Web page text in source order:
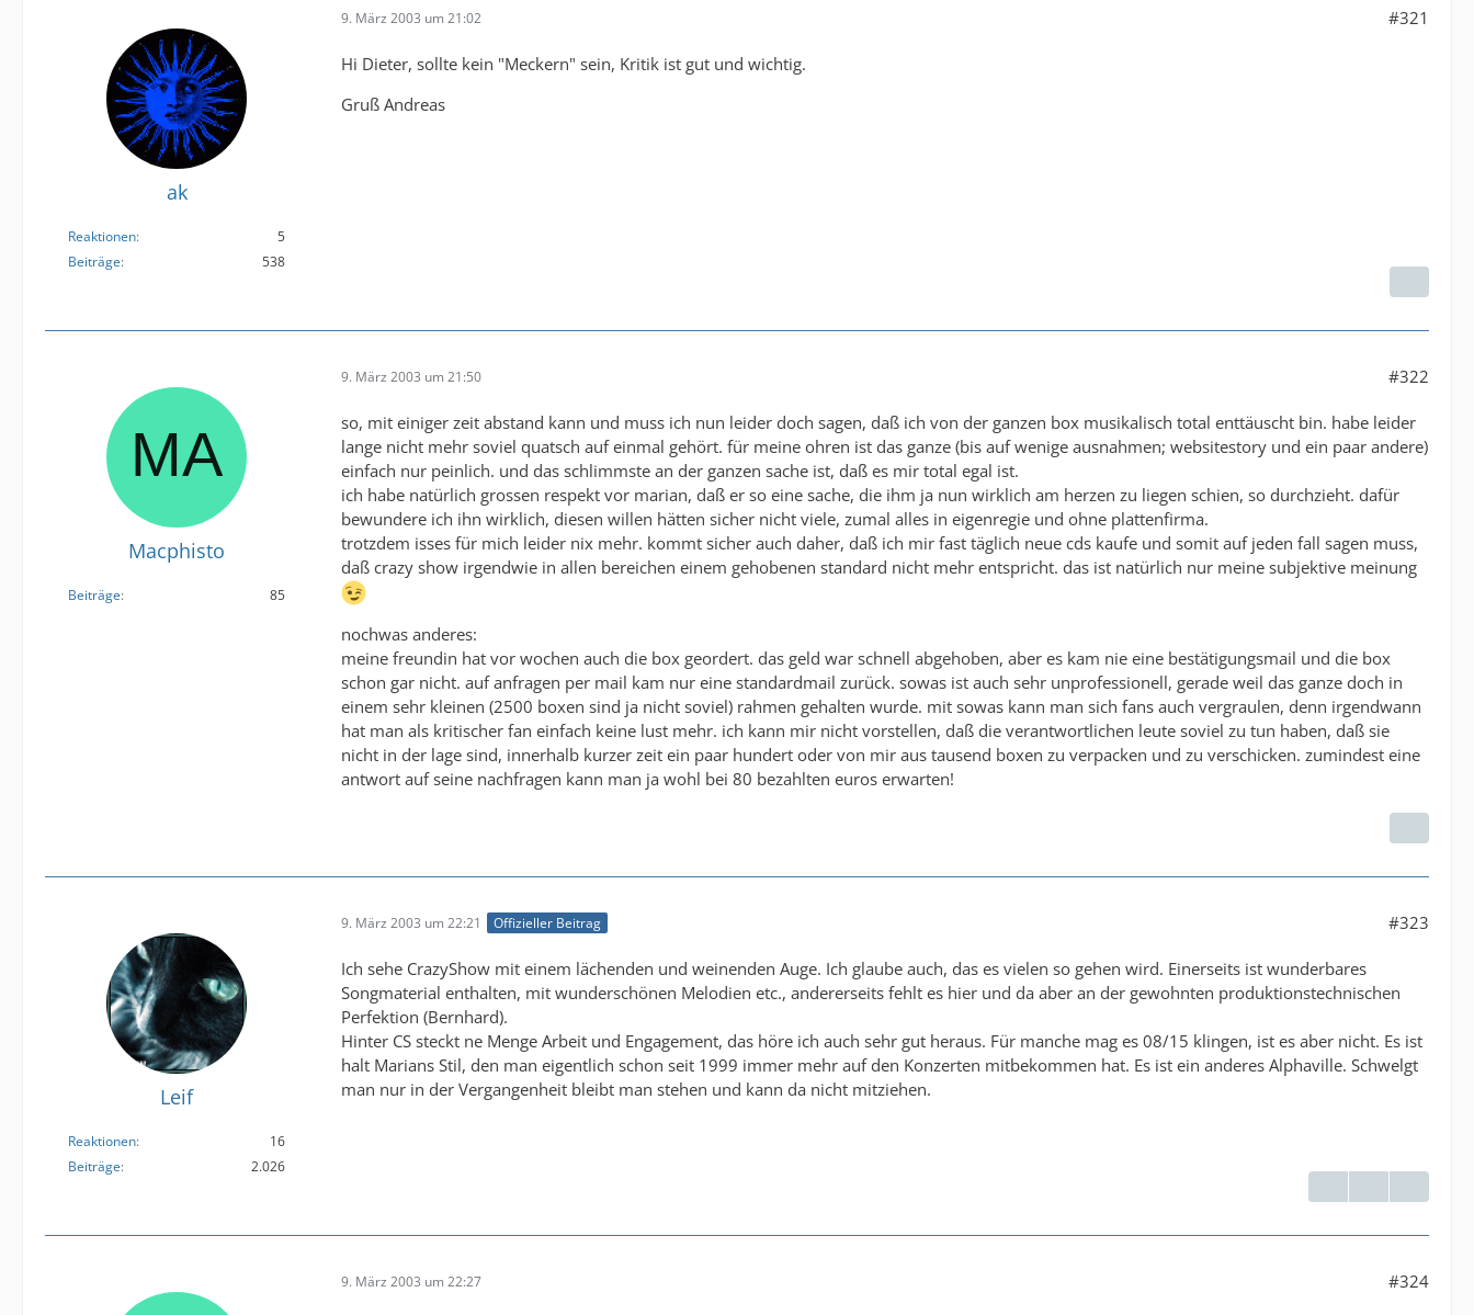
ak
Reaktionen
5
Beiträge
538
9. März 2003 um 21:02 #321
Hi Dieter, sollte kein "Meckern" sein, Kritik ist gut und wichtig.
Gruß Andreas
Macphisto
Beiträge 85
9. März 2003 um 21:50 #322
so, mit einiger zeit abstand kann und muss ich nun leider doch sagen, daß ich von der ganzen box musikalisch total enttäuscht bin. habe leider
lange nicht mehr soviel quatsch auf einmal gehört. für meine ohren ist das ganze (bis auf wenige ausnahmen; websitestory und ein paar andere)
einfach nur peinlich. und das schlimmste an der ganzen sache ist, daß es mir total egal ist.
ich habe natürlich grossen respekt vor marian, daß er so eine sache, die ihm ja nun wirklich am herzen zu liegen schien, so durchzieht. dafür
bewundere ich ihn wirklich, diesen willen hätten sicher nicht viele, zumal alles in eigenregie und ohne plattenfirma.
trotzdem isses für mich leider nix mehr. kommt sicher auch daher, daß ich mir fast täglich neue cds kaufe und somit auf jeden fall sagen muss,
daß crazy show irgendwie in allen bereichen einem gehobenen standard nicht mehr entspricht. das ist natürlich nur meine subjektive meinung
nochwas anderes:
meine freundin hat vor wochen auch die box geordert. das geld war schnell abgehoben, aber es kam nie eine bestätigungsmail und die box
schon gar nicht. auf anfragen per mail kam nur eine standardmail zurück. sowas ist auch sehr unprofessionell, gerade weil das ganze doch in
einem sehr kleinen (2500 boxen sind ja nicht soviel) rahmen gehalten wurde. mit sowas kann man sich fans auch vergraulen, denn irgendwann
hat man als kritischer fan einfach keine lust mehr. ich kann mir nicht vorstellen, daß die verantwortlichen leute soviel zu tun haben, daß sie
nicht in der lage sind, innerhalb kurzer zeit ein paar hundert oder von mir aus tausend boxen zu verpacken und zu verschicken. zumindest eine
antwort auf seine nachfragen kann man ja wohl bei 80 bezahlten euros erwarten!
Leif
Reaktionen
16
Beiträge
2.026
9. März 2003 um 22:21 Offizieller Beitrag #323
Ich sehe CrazyShow mit einem lächenden und weinenden Auge. Ich glaube auch, das es vielen so gehen wird. Einerseits ist wunderbares
Songmaterial enthalten, mit wunderschönen Melodien etc., andererseits fehlt es hier und da aber an der gewohnten produktionstechnischen
Perfektion (Bernhard).
Hinter CS steckt ne Menge Arbeit und Engagement, das höre ich auch sehr gut heraus. Für manche mag es 08/15 klingen, ist es aber nicht. Es ist
halt Marians Stil, den man eigentlich schon seit 1999 immer mehr auf den Konzerten mitbekommen hat. Es ist ein anderes Alphaville. Schwelgt
man nur in der Vergangenheit bleibt man stehen und kann da nicht mitziehen.
9. März 2003 um 22:27 #324